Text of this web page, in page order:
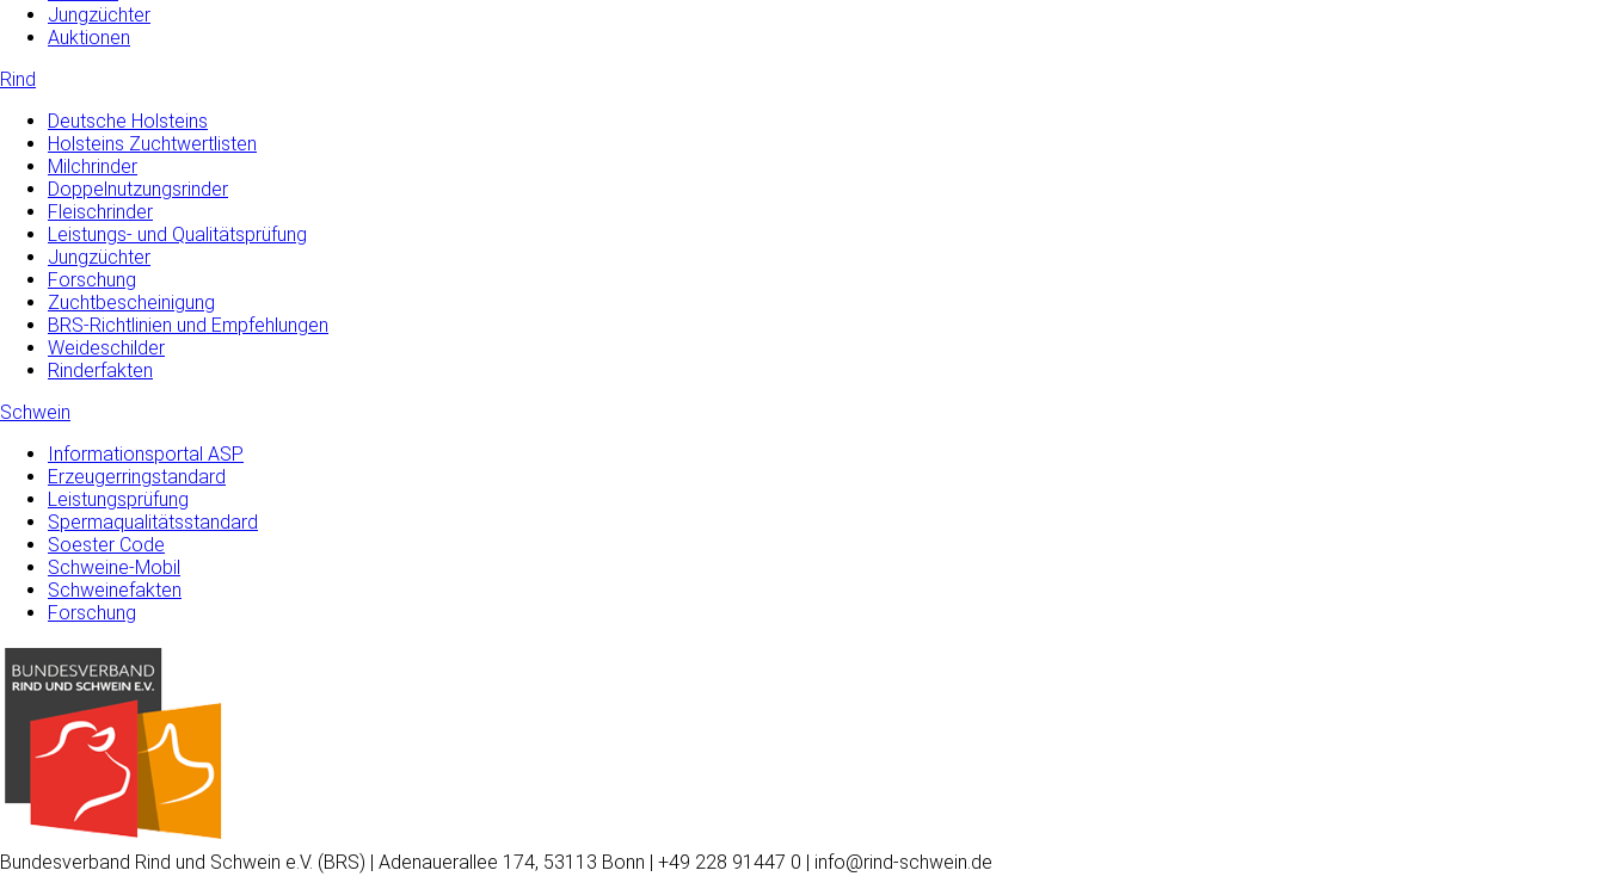
Jungzüchter
Auktionen
Rind
Deutsche Holsteins
Holsteins Zuchtwertlisten
Milchrinder
Doppelnutzungsrinder
Fleischrinder
Leistungs- und Qualitätsprüfung
Jungzüchter
Forschung
Zuchtbescheinigung
BRS-Richtlinien und Empfehlungen
Weideschilder
Rinderfakten
Schwein
Informationsportal ASP
Erzeugerringstandard
Leistungsprüfung
Spermaqualitätsstandard
Soester Code
Schweine-Mobil
Schweinefakten
Forschung
Bundesverband Rind und Schwein e.V. (BRS) | Adenauerallee 174, 53113 Bonn | +49 228 91447 0 | info@rind-schwein.de